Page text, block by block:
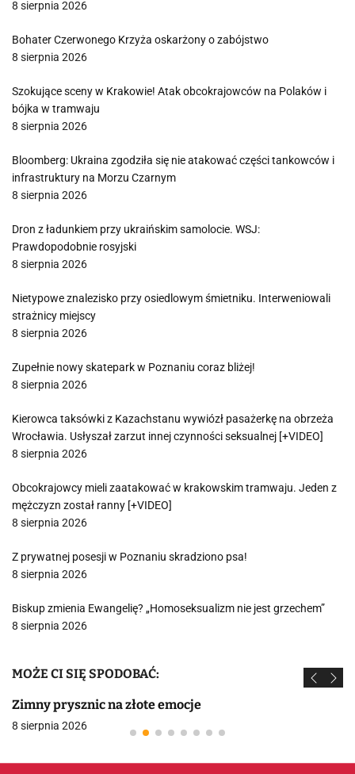
8 sierpnia 2026
Bohater Czerwonego Krzyża oskarżony o zabójstwo
8 sierpnia 2026
Szokujące sceny w Krakowie! Atak obcokrajowców na Polaków i
bójka w tramwaju
8 sierpnia 2026
Bloomberg: Ukraina zgodziła się nie atakować części tankowców i
infrastruktury na Morzu Czarnym
8 sierpnia 2026
Dron z ładunkiem przy ukraińskim samolocie. WSJ:
Prawdopodobnie rosyjski
8 sierpnia 2026
Nietypowe znalezisko przy osiedlowym śmietniku. Interweniowali
strażnicy miejscy
8 sierpnia 2026
Zupełnie nowy skatepark w Poznaniu coraz bliżej!
8 sierpnia 2026
Kierowca taksówki z Kazachstanu wywiózł pasażerkę na obrzeża
Wrocławia. Usłyszał zarzut innej czynności seksualnej [+VIDEO]
8 sierpnia 2026
Obcokrajowcy mieli zaatakować w krakowskim tramwaju. Jeden z
mężczyzn został ranny [+VIDEO]
8 sierpnia 2026
Z prywatnej posesji w Poznaniu skradziono psa!
8 sierpnia 2026
Biskup zmienia Ewangelię? „Homoseksualizm nie jest grzechem”
8 sierpnia 2026
MOŻE CI SIĘ SPODOBAĆ:
Zimny prysznic na złote emocje
8 sierpnia 2026